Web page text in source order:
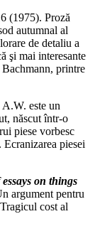
(1975). Proză
autumnal al
de detaliu a
şi mai interesante
printre
este un
născut într-o
piese vorbesc
piesei
on things
argument pentru
cost al